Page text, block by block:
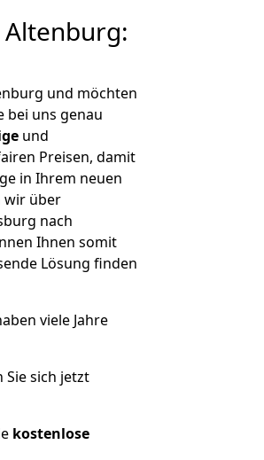
und möchten
bei uns genau
und
Preisen, damit
in Ihrem neuen
wir über
nach
Ihnen somit
Lösung finden
viele Jahre
Sie sich jetzt
kostenlose